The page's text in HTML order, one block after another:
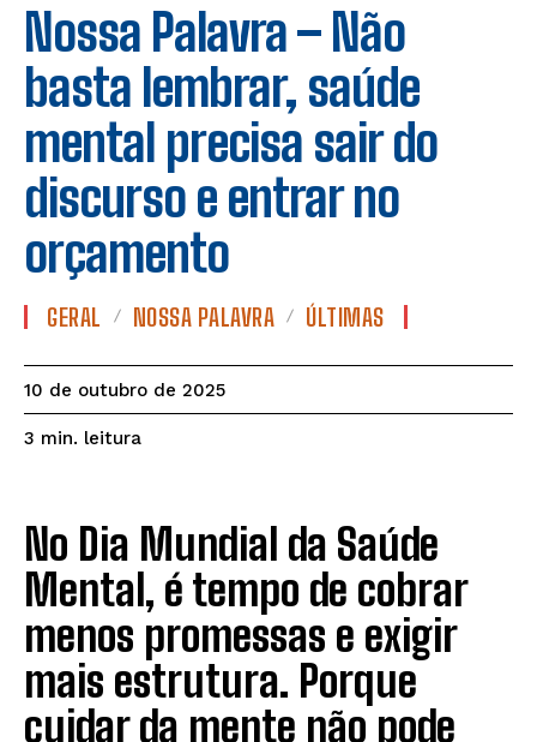
Nossa Palavra – Não
basta lembrar, saúde
mental precisa sair do
discurso e entrar no
orçamento
GERAL NOSSA PALAVRA ÚLTIMAS
10 de outubro de 2025
3 min. leitura
No Dia Mundial da Saúde
Mental, é tempo de cobrar
menos promessas e exigir
mais estrutura. Porque
cuidar da mente não pode